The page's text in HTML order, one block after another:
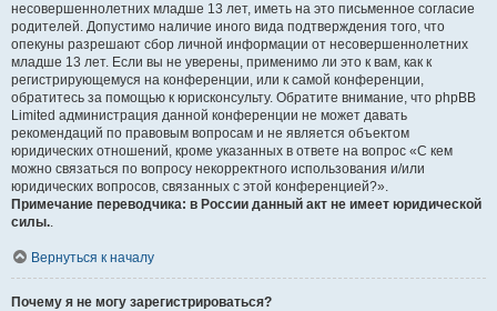
несовершеннолетних младше 13 лет, иметь на это письменное согласие
родителей. Допустимо наличие иного вида подтверждения того, что
опекуны разрешают сбор личной информации от несовершеннолетних
младше 13 лет. Если вы не уверены, применимо ли это к вам, как к
регистрирующемуся на конференции, или к самой конференции,
обратитесь за помощью к юрисконсульту. Обратите внимание, что phpBB
Limited администрация данной конференции не может давать
рекомендаций по правовым вопросам и не является объектом
юридических отношений, кроме указанных в ответе на вопрос «С кем
можно связаться по вопросу некорректного использования и/или
юридических вопросов, связанных с этой конференцией?».
Примечание переводчика: в России данный акт не имеет юридической
силы..
Вернуться к началу
Почему я не могу зарегистрироваться?